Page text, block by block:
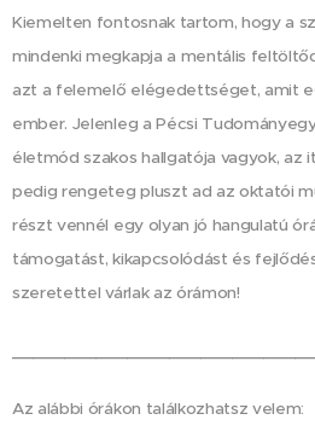
Kiemelten fontosnak tartom, hogy a
mindenki megkapja a mentális
azt a felemelő elégedettséget, amit
ember. Jelenleg a Pécsi
életmód szakos hallgatója vagyok,
pedig rengeteg pluszt ad az oktatói
részt vennél egy olyan jó hangulatú
támogatást, kikapcsolódást és
szeretettel várlak az órámon!
Az alábbi órákon találkozhatsz velem: